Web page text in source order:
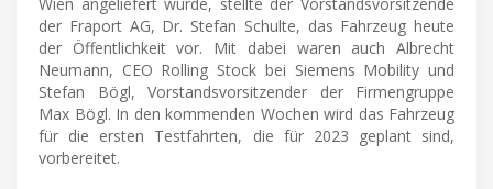
der Fraport AG, Dr. Stefan Schulte, das Fahrzeug heute
der Öffentlichkeit vor. Mit dabei waren auch Albrecht
Neumann, CEO Rolling Stock bei Siemens Mobility und
Stefan Bögl, Vorstandsvorsitzender der Firmengruppe
Max Bögl. In den kommenden Wochen wird das Fahrzeug
für die ersten Testfahrten, die für 2023 geplant sind,
vorbereitet.